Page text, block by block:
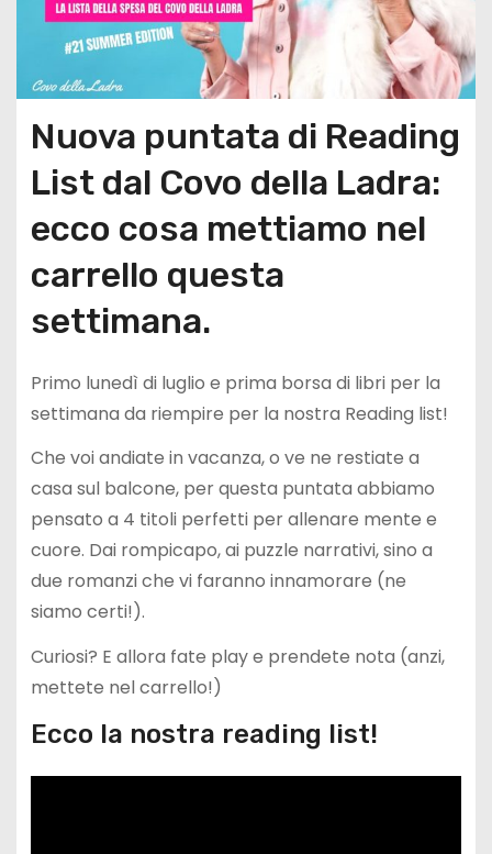
Nuova puntata di Reading
List dal Covo della Ladra:
ecco cosa mettiamo nel
carrello questa
settimana.
Primo lunedì di luglio e prima borsa di libri per la
settimana da riempire per la nostra Reading list!
Che voi andiate in vacanza, o ve ne restiate a
casa sul balcone, per questa puntata abbiamo
pensato a 4 titoli perfetti per allenare mente e
cuore. Dai rompicapo, ai puzzle narrativi, sino a
due romanzi che vi faranno innamorare (ne
siamo certi!).
Curiosi? E allora fate play e prendete nota (anzi,
mettete nel carrello!)
Ecco la nostra reading list!